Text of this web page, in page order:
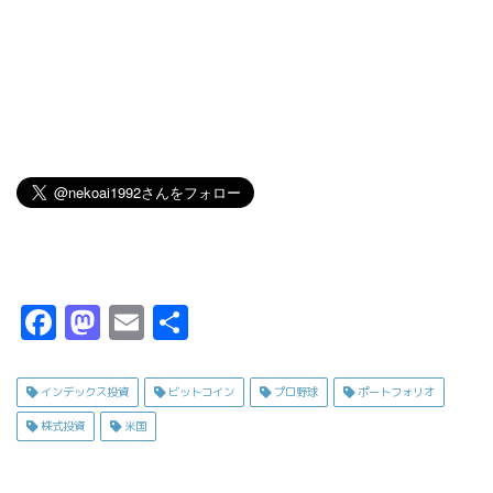
F
c
e
M
s
t
E
ai
l
インデックス投資 ビットコイン プロ野球 ポートフォリオ
株式投資 米国